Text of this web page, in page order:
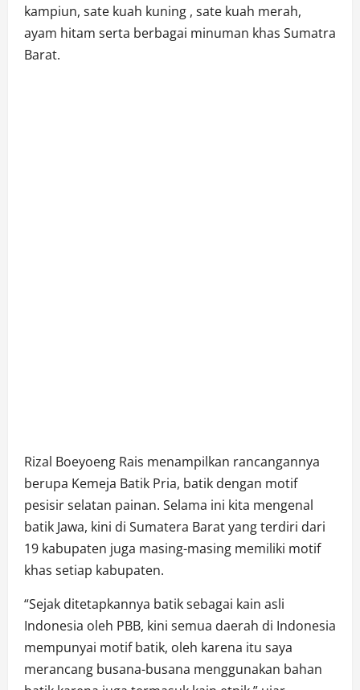
kampiun, sate kuah kuning , sate kuah merah,
ayam hitam serta berbagai minuman khas Sumatra
Barat.
Rizal Boeyoeng Rais menampilkan rancangannya
berupa Kemeja Batik Pria, batik dengan motif
pesisir selatan painan. Selama ini kita mengenal
batik Jawa, kini di Sumatera Barat yang terdiri dari
19 kabupaten juga masing-masing memiliki motif
khas setiap kabupaten.
“Sejak ditetapkannya batik sebagai kain asli
Indonesia oleh PBB, kini semua daerah di Indonesia
mempunyai motif batik, oleh karena itu saya
merancang busana-busana menggunakan bahan